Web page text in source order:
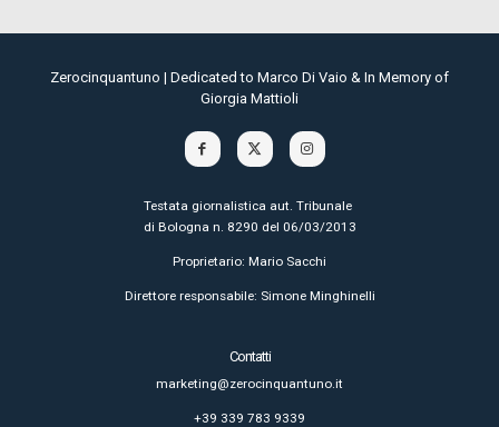
Zerocinquantuno | Dedicated to Marco Di Vaio & In Memory of
Giorgia Mattioli
Testata giornalistica aut. Tribunale
di Bologna n. 8290 del 06/03/2013
Proprietario: Mario Sacchi
Direttore responsabile: Simone Minghinelli
Contatti
marketing@zerocinquantuno.it
+39 339 783 9339